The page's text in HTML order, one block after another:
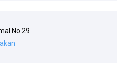
No.29